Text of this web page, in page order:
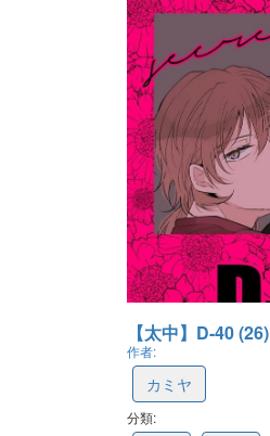
【太中】D-40 (26)
作者:
カミヤ
分類: